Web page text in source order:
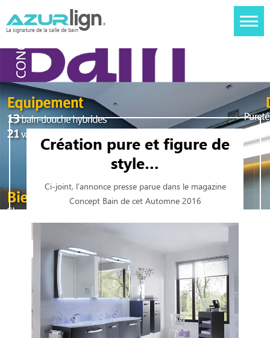
La signature de la salle de bain
Création pure et figure de
style…
Ci-joint, l’annonce presse parue dans le magazine
Concept Bain de cet Automne 2016